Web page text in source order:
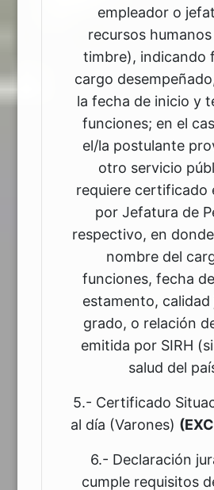
empleador o
recursos
timbre), indicando
cargo
la fecha de inicio y
funciones; en el
el/la postulante
otro servicio
requiere certificado
por Jefatura de
respectivo, en
nombre del
funciones, fecha
estamento, calidad
grado, o relación
emitida por SIRH
salud del
5.- Certificado
al día (Varones)
6.- Declaración
cumple requisitos